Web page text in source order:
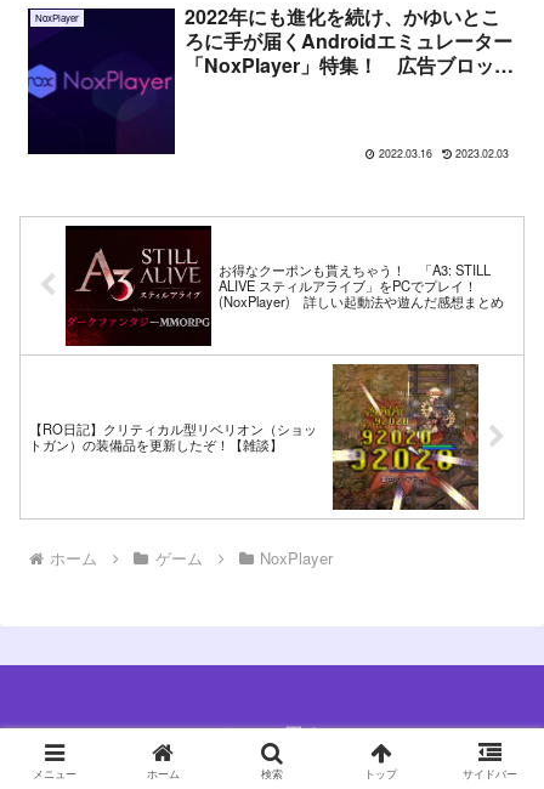
NoxPlayer
2022年にも進化を続け、かゆいとこ
ろに手が届くAndroidエミュレーター
「NoxPlayer」特集！ 広告ブロック
2022.03.16 2023.02.03
お得なクーポンも貰えちゃう！ 「A3: STILL
ALIVE スティルアライブ」をPCでプレイ！
(NoxPlayer) 詳しい起動法や遊んだ感想まとめ
【RO日記】クリティカル型リベリオン（ショッ
トガン）の装備品を更新したぞ！【雑談】
ホーム ゲーム NoxPlayer
ふーらいの思うこと
Copyright © 2017-2026 ふーらいの思うこと All Rights Reserved.
メニュー ホーム 検索 トップ サイドバー